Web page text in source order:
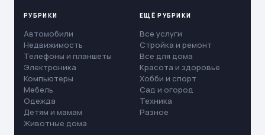
РУБРИКИ
Автомобили
Недвижимость
Телефоны и планшеты
Электроника
Компьютеры
Мебель
Одежда
Детям и мамам
Животные дома
ЕЩЁ РУБРИКИ
Все услуги
Стройка и ремонт
Все для дома
Красота и здоровье
Хобби и спорт
Сад и огород
Техника
Разное